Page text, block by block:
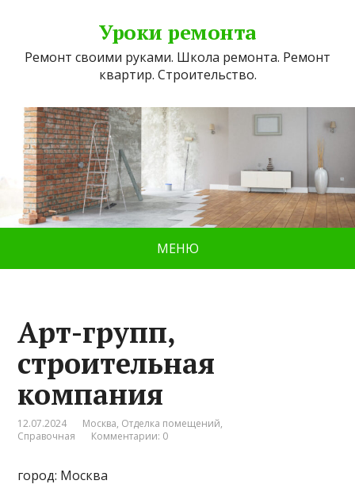
Уроки ремонта
Ремонт своими руками. Школа ремонта. Ремонт
квартир. Строительство.
МЕНЮ
Арт-групп,
строительная
компания
12.07.2024 Москва, Отделка помещений,
Справочная
Комментарии: 0
город: Москва